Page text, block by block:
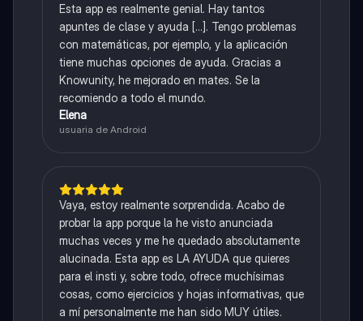
Esta app es realmente genial. Hay tantos
apuntes de clase y ayuda [...]. Tengo problemas
con matemáticas, por ejemplo, y la aplicación
tiene muchas opciones de ayuda. Gracias a
Knowunity, he mejorado en mates. Se la
recomiendo a todo el mundo.
Elena
usuaria de Android
Vaya, estoy realmente sorprendida. Acabo de
probar la app porque la he visto anunciada
muchas veces y me he quedado absolutamente
alucinada. Esta app es LA AYUDA que quieres
para el insti y, sobre todo, ofrece muchísimas
cosas, como ejercicios y hojas informativas, que
a mí personalmente me han sido MUY útiles.